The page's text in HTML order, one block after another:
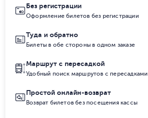
Без регистрации
Оформление билетов без регистрации
Туда и обратно
Билеты в обе стороны в одном заказе
Маршрут с пересадкой
Удобный поиск маршрутов с пересадками
Простой онлайн-возврат
Возврат билетов без посещения кассы